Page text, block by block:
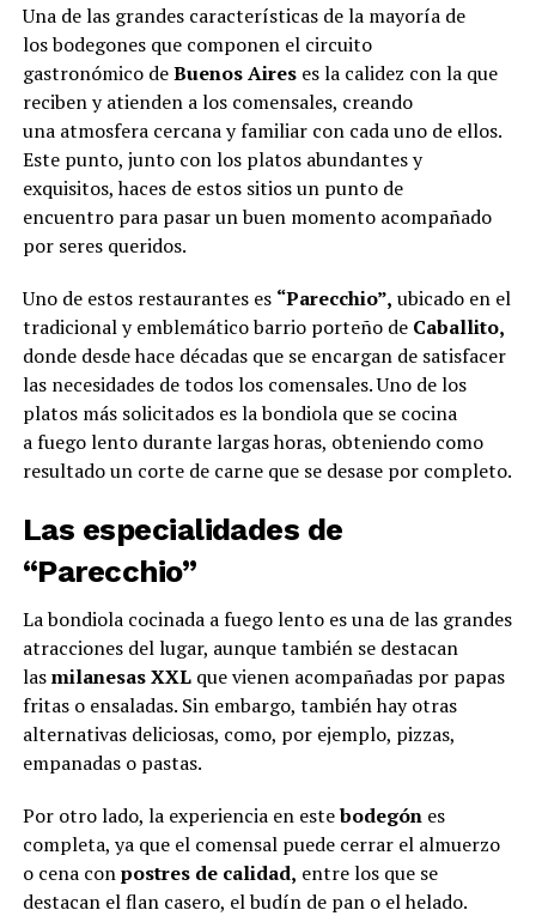
Una de las grandes características de la mayoría de
los bodegones que componen el circuito
gastronómico deBuenos Aireses la calidez con la que
reciben y atienden a los comensales, creando
una atmosfera cercana y familiar con cada uno de ellos.
Este punto, junto con los platos abundantes y
exquisitos, haces de estos sitios un punto de
encuentro para pasar un buen momento acompañado
por seres queridos.
Uno de estos restaurantes es “Parecchio”, ubicado en el
tradicional y emblemático barrio porteño de Caballito,
donde desde hace décadas que se encargan de satisfacer
las necesidades de todos los comensales. Uno de los
platos más solicitados es la bondiola que se cocina
a fuego lento durante largas horas, obteniendo como
resultado un corte de carne que se desase por completo.
Las especialidades de
“Parecchio”
La bondiola cocinada a fuego lento es una de las grandes
atracciones del lugar, aunque también se destacan
lasmilanesas XXLque vienen acompañadas por papas
fritas o ensaladas. Sin embargo, también hay otras
alternativas deliciosas, como, por ejemplo, pizzas,
empanadas o pastas.
Por otro lado, la experiencia en estebodegónes
completa, ya que el comensal puede cerrar el almuerzo
o cena conpostres de calidad, entre los que se
destacan el flan casero, el budín de pan o el helado.